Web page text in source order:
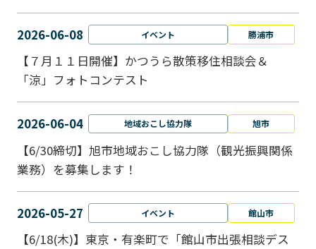
2026-06-08 イベント 勝浦市
【７月１１日開催】かつうら散策移住相談会＆
「涼」フォトコンテスト
2026-06-04 地域おこし協力隊 旭市
【6/30締切】旭市地域おこし協力隊（観光振興関係
業務）を募集します！
2026-05-27 イベント 館山市
【6/18(木)】東京・有楽町で「館山市出張相談デス